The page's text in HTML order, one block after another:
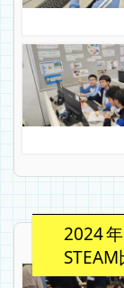
2024